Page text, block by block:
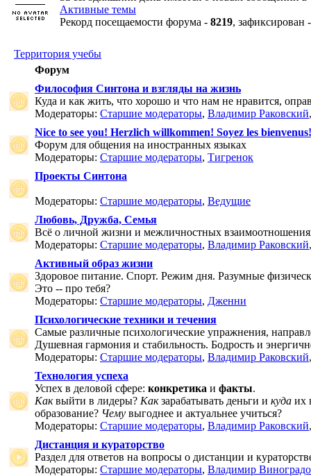
Активные темы
Рекорд посещаемости форума - 8219, зафиксирован -
Территория учебы
Форум
Философия Синтона и взгляды на жизнь
Куда и как жить, что хорошо и что нам не нравится,
Модераторы: Старшие модераторы, Владимир Раковский,
Nice to see you! Herzlich willkommen! Soyez les bienvenus!
Форум для общения на иностранных языках
Модераторы: Старшие модераторы, Тигренок
Проекты Синтона
Модераторы: Старшие модераторы, Ведущие
Любовь, Дружба, Семья
Всё о личной жизни и межличностных
Модераторы: Старшие модераторы, Владимир Раковский,
Активный образ жизни
Здоровое питание. Спорт. Режим дня. Разумные
Это -- про тебя?
Модераторы: Старшие модераторы, Дженни
Психологические техники и течения
Самые различные психологические упражнения,
Душевная гармония и стабильность. Бодрость и
Модераторы: Старшие модераторы, Владимир Раковский,
Технология успеха
Успех в деловой сфере: конкретика и факты.
Каквыйти в лидеры? Какзарабатывать деньги и куда их
образование? Чему выгоднее и актуальнее учиться?
Модераторы: Старшие модераторы, Владимир Раковский,
Дистанция и кураторство
Раздел для ответов на вопросы о дистанции и
Модераторы: Старшие модераторы, Владимир